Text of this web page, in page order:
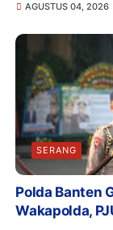
AGUSTUS 04, 2026
SERANG
Polda Banten
Wakapolda,